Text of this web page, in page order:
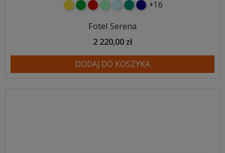
żółtyzielonyczerwony
miętowybłękitnyturkusowy
granatowy
+16
Fotel Serena
2 220,00 zł
DODAJ DO KOSZYKA